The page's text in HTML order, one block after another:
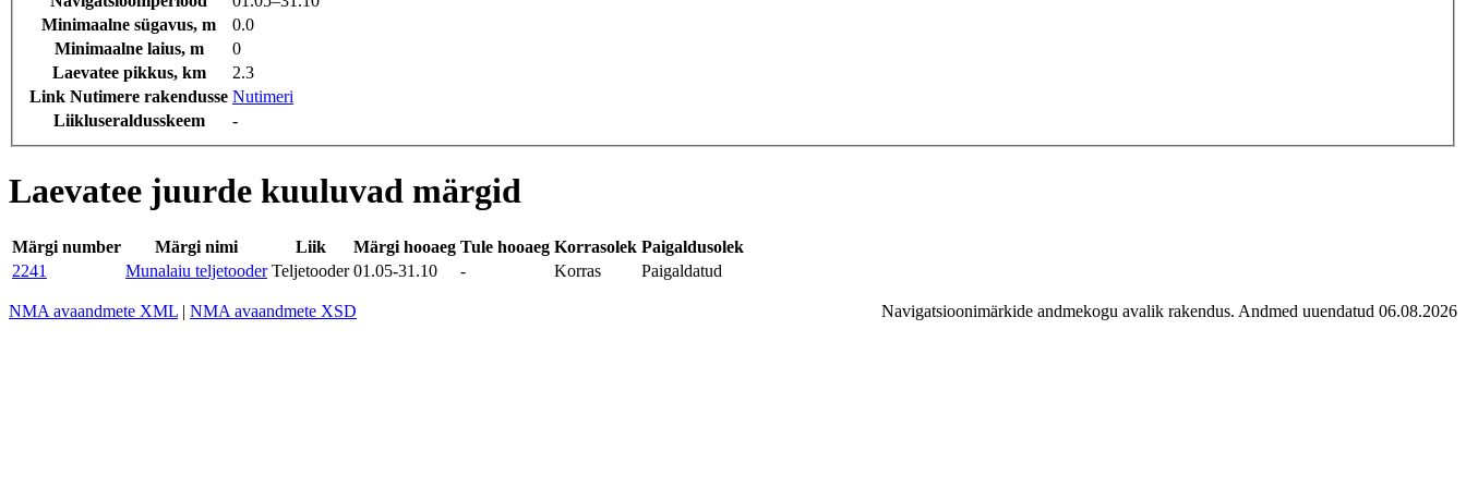
Minimaalne sügavus, m
0.0
Minimaalne laius, m
0
Laevatee pikkus, km
2.3
Link Nutimere rakendusse Nutimeri
Liikluseraldusskeem
-
Laevatee juurde kuuluvad märgid
Märgi number Märgi nimi Liik Märgi hooaeg Tule hooaeg Korrasolek Paigaldusolek
2241
Munalaiu teljetooder Teljetooder 01.05-31.10 - Korras Paigaldatud
NMA avaandmete XML | NMA avaandmete XSD Navigatsioonimärkide andmekogu avalik rakendus. Andmed uuendatud 06.08.2026